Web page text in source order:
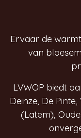
Ervaar de
van
LVWOP biedt
Deinze, De
(Latem),